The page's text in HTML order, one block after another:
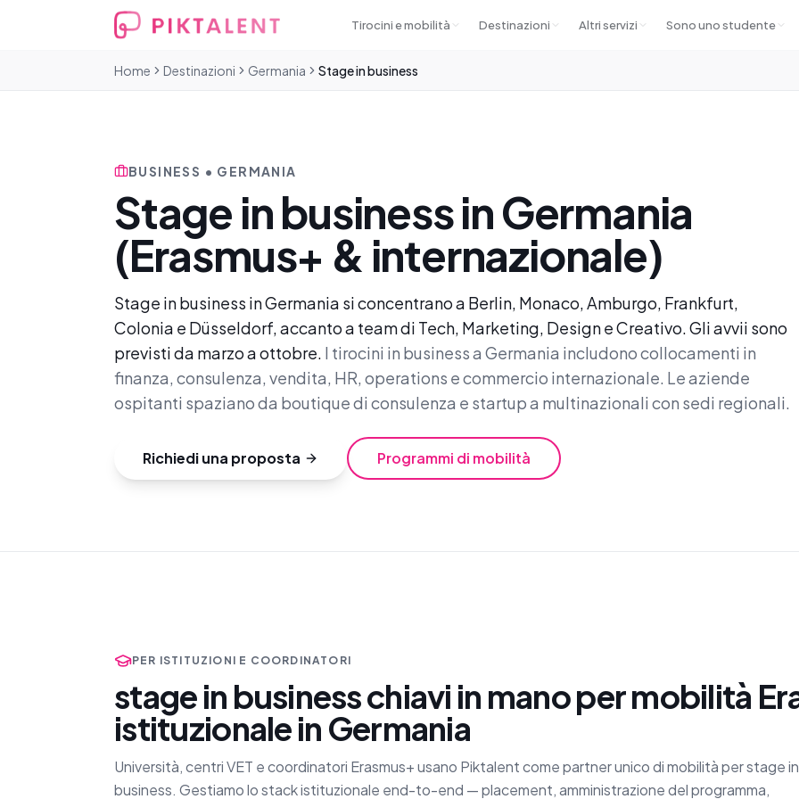
Tirocini e mobilità Destinazioni Altri servizi Sono uno studente
Home Destinazioni Germania Stage in business
BUSINESS • GERMANIA
Stage in business in Germania
(Erasmus+ & internazionale)
Stage in business in Germania si concentrano a Berlin, Monaco, Amburgo, Frankfurt,
Colonia e Düsseldorf, accanto a team di Tech, Marketing, Design e Creativo. Gli avvii sono
previsti da marzo a ottobre. I tirocini in business a Germania includono collocamenti in
finanza, consulenza, vendita, HR, operations e commercio internazionale. Le aziende
ospitanti spaziano da boutique di consulenza e startup a multinazionali con sedi regionali.
Richiedi una proposta Programmi di mobilità
PER ISTITUZIONI E COORDINATORI
stage in business chiavi in mano per mobilità
istituzionale in Germania
Università, centri VET e coordinatori Erasmus+ usano Piktalent come partner unico di mobilità per stage in
business. Gestiamo lo stack istituzionale end-to-end — placement, amministrazione del programma,